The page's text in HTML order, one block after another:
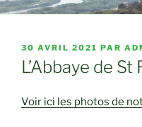
PUBLIÉ
LE
30 AVRIL 2021 PAR
L’Abbaye de St
Voir ici les photos de